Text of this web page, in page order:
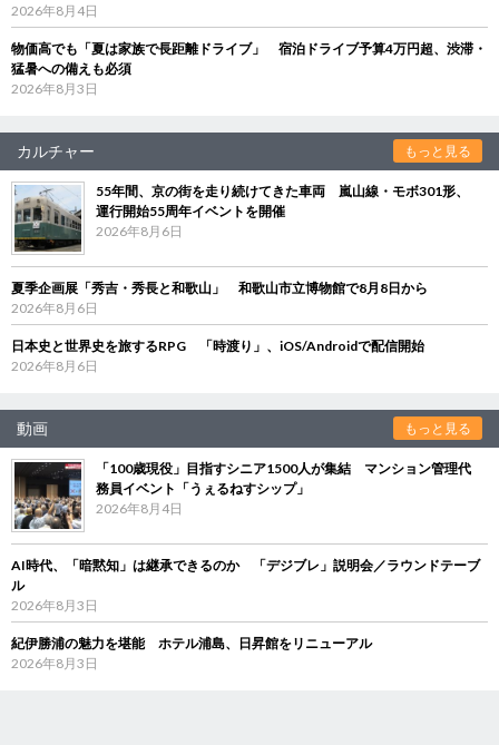
2026年8月4日
物価高でも「夏は家族で長距離ドライブ」 宿泊ドライブ予算4万円超、渋滞・
猛暑への備えも必須
2026年8月3日
カルチャー もっと見る
55年間、京の街を走り続けてきた車両 嵐山線・モボ301形、
運行開始55周年イベントを開催
2026年8月6日
夏季企画展「秀吉・秀長と和歌山」 和歌山市立博物館で8月8日から
2026年8月6日
日本史と世界史を旅するRPG 「時渡り」、iOS/Androidで配信開始
2026年8月6日
動画 もっと見る
「100歳現役」目指すシニア1500人が集結 マンション管理代
務員イベント「うぇるねすシップ」
2026年8月4日
AI時代、「暗黙知」は継承できるのか 「デジブレ」説明会／ラウンドテーブ
ル
2026年8月3日
紀伊勝浦の魅力を堪能 ホテル浦島、日昇館をリニューアル
2026年8月3日